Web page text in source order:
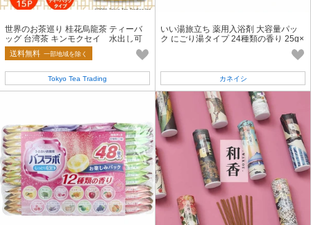
世界のお茶巡り 桂花烏龍茶 ティーバ
ッグ 台湾茶 キンモクセイ 水出し可
送料無料 一部地域を除く
Tokyo Tea Trading
いい湯旅立ち 薬用入浴剤 大容量パッ
ク にごり湯タイプ 24種類の香り 25g×
カネイシ